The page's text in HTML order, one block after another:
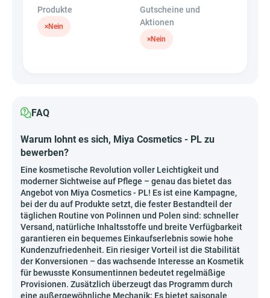
Produkte
×Nein
Gutscheine und
Aktionen
×Nein
FAQ
Warum lohnt es sich, Miya Cosmetics - PL zu
bewerben?
Eine kosmetische Revolution voller Leichtigkeit und
moderner Sichtweise auf Pflege – genau das bietet das
Angebot von Miya Cosmetics - PL! Es ist eine Kampagne,
bei der du auf Produkte setzt, die fester Bestandteil der
täglichen Routine von Polinnen und Polen sind: schneller
Versand, natürliche Inhaltsstoffe und breite Verfügbarkeit
garantieren ein bequemes Einkaufserlebnis sowie hohe
Kundenzufriedenheit. Ein riesiger Vorteil ist die Stabilität
der Konversionen – das wachsende Interesse an Kosmetik
für bewusste Konsumentinnen bedeutet regelmäßige
Provisionen. Zusätzlich überzeugt das Programm durch
eine außergewöhnliche Mechanik: Es bietet saisonale